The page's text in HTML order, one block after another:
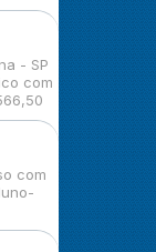
- SP
com
com